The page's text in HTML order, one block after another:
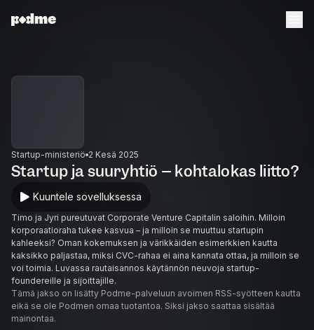
Startup-ministeriö 2 Kesä 2025
Startup ja suuryhtiö – kohtalokas liitto?
Kuuntele sovelluksessa
Timo ja Jyri pureutuvat Corporate Venture Capitalin saloihin. Milloin
korporaatioraha tukee kasvua – ja milloin se muuttuu startupin
kahleeksi? Oman kokemuksen ja värikkäiden esimerkkien kautta
kaksikko paljastaa, miksi CVC-rahaa ei aina kannata ottaa, ja milloin se
voi toimia. Luvassa rautaisannos käytännön neuvoja startup-
foundereille ja sijoittajille.
Tämä jakso on lisätty Podme-palveluun avoimen RSS-syötteen kautta
eikä se ole Podmen omaa tuotantoa. Siksi jakso saattaa sisältää
mainontaa.